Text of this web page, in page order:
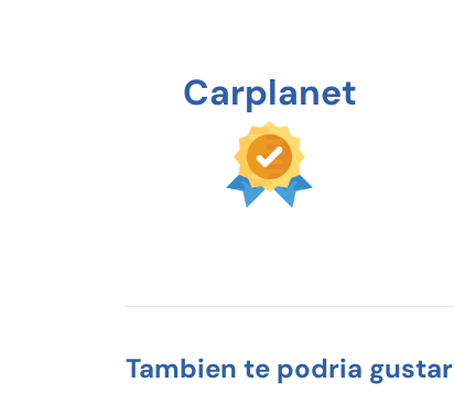
Carplanet
Tambien te podria gustar